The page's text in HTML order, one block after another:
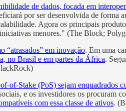
de dados, focada em
por ser desenvolvida de forma
Agora os principais
menores." (The Block;
“atrasados” em inovação. Em uma
no Brasil e em partes da África.
of-Stake (PoS) sejam enquadrados
e os investidores os procuram
com essa classe de ativos.